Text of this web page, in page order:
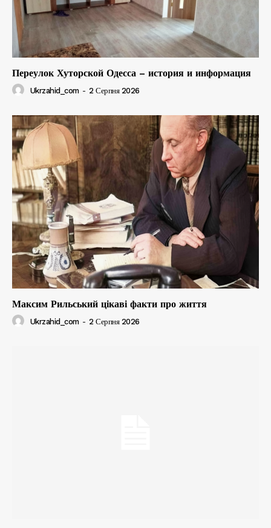
Переулок Хуторской Одесса – история и информация
Ukrzahid_com - 2 Серпня 2026
Максим Рильський цікаві факти про життя
Ukrzahid_com - 2 Серпня 2026